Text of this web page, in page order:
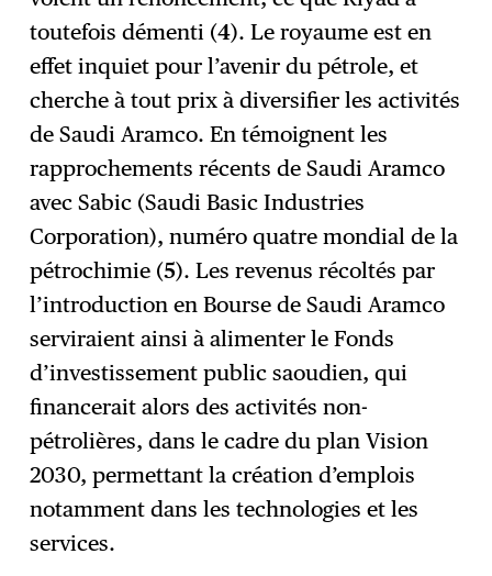
toutefois démenti (4). Le royaume est en
effet inquiet pour l’avenir du pétrole, et
cherche à tout prix à diversifier les activités
de Saudi Aramco. En témoignent les
rapprochements récents de Saudi Aramco
avec Sabic (Saudi Basic Industries
Corporation), numéro quatre mondial de la
pétrochimie (5). Les revenus récoltés par
l’introduction en Bourse de Saudi Aramco
serviraient ainsi à alimenter le Fonds
d’investissement public saoudien, qui
financerait alors des activités non-
pétrolières, dans le cadre du plan Vision
2030, permettant la création d’emplois
notamment dans les technologies et les
services.